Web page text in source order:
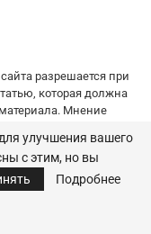
разрешается при
которая должна
Мнение
улучшения вашего
с этим, но вы
Подробнее